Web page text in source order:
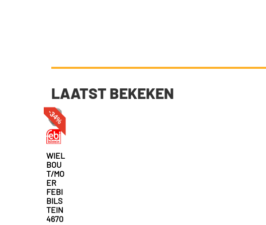
LAATST BEKEKEN
-34%
WIEL
BOU
T/MO
ER
FEBI
BILS
TEIN
4670